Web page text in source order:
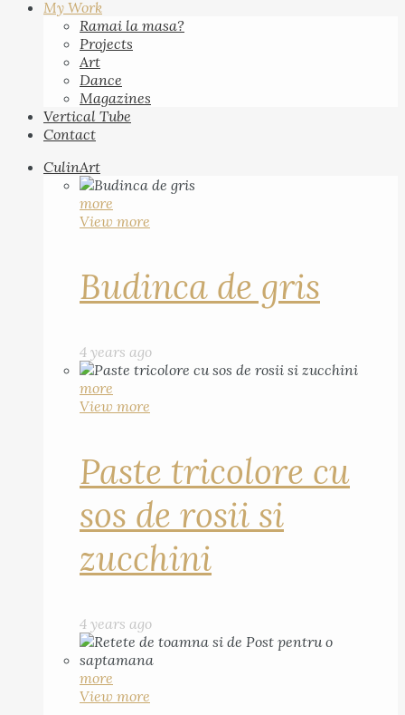
My Work
Ramai la masa?
Projects
Art
Dance
Magazines
Vertical Tube
Contact
CulinArt
more
View more
Budinca de gris
4 years ago
more
View more
Paste tricolore cu
sos de rosii si
zucchini
4 years ago
more
View more